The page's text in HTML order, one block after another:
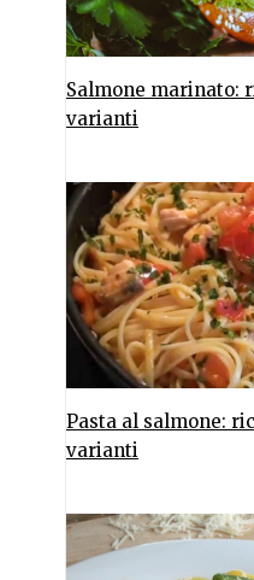
Salmone marinato:
varianti
Pasta al salmone:
varianti